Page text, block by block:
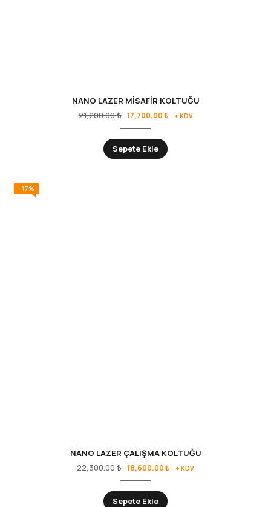
NANO LAZER MİSAFİR KOLTUĞU
21,200.00₺ 17,700.00₺ + KDV
Sepete Ekle
-17%
NANO LAZER ÇALIŞMA KOLTUĞU
22,300.00₺ 18,600.00₺ + KDV
Sepete Ekle